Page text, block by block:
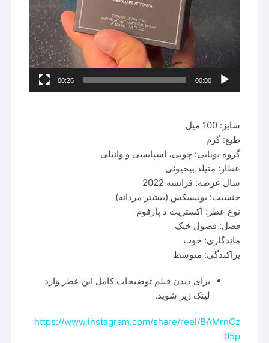
00:00
00:26
سایز: 100 میل
طبع: گرم
گروه بویایی: چوبی، اسپایسی و وانیلی
عطار: متیلد بیجیوئی
سال عرضه: فرانسه 2022
جنسیت: یونیسکس (بیشتر مردانه)
نوع عطر: اکستریت د پارفوم
فصل: فصول خنک
ماندگاری: خوب
پراکندگی: متوسط
برای دیدن فیلم توضیحات کامل این عطر وارد
لینک زیر شوید.
https://www.instagram.com/share/reel/BAMrnCz
05p